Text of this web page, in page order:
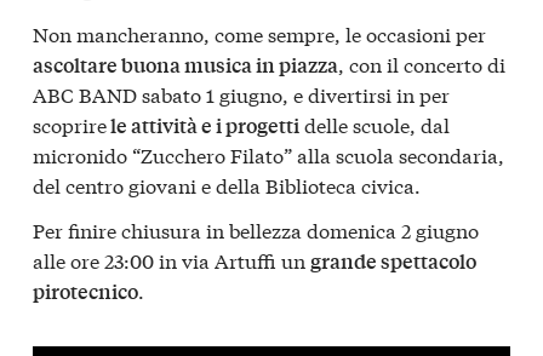
Non mancheranno, come sempre, le occasioni per
ascoltare buona musica in piazza, con il concerto di
ABC BAND sabato 1 giugno, e divertirsi in per
scoprirele attività e i progettidelle scuole, dal
micronido “Zucchero Filato” alla scuola secondaria,
del centro giovani e della Biblioteca civica.
Per finire chiusura in bellezza domenica 2 giugno
alle ore 23:00 in via Artuffi un grande spettacolo
pirotecnico.